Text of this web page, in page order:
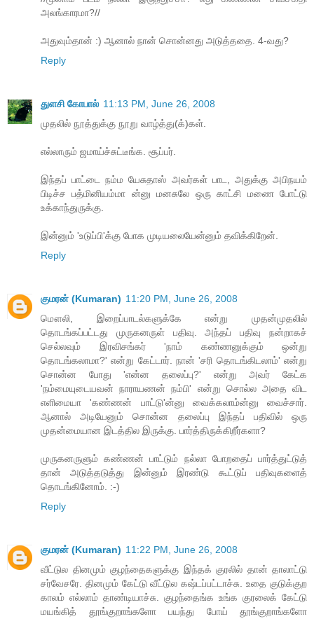
அலங்காரமா?//
அதுவும்தான் :) ஆனால் நான் சொன்னது அடுத்ததை. 4-வது?
Reply
துளசி கோபால் 11:13 PM, June 26, 2008
முதலில் நூத்துக்கு நூறு வாழ்த்து(க்)கள்.
எல்லாரும் ஜமாய்ச்சுட்டீங்க. சூப்பர்.
இந்தப் பாட்டை நம்ம யேசுதாஸ் அவர்கள் பாட, அதுக்கு அபிநயம்
பிடிச்ச பத்மினியம்மா ன்னு மனசுலே ஒரு காட்சி மணை போட்டு
உக்காந்துருக்கு.
இன்னும் 'உடுப்பி'க்கு போக முடியலையேன்னும் தவிக்கிறேன்.
Reply
குமரன் (Kumaran) 11:20 PM, June 26, 2008
மௌலி, இறைப்பாடல்களுக்கே என்று முதன்முதலில்
தொடங்கப்பட்டது முருகனருள் பதிவு. அந்தப் பதிவு நன்றாகச்
செல்லவும் இரவிசங்கர் 'நாம் கண்ணனுக்கும் ஒன்று
தொடங்கலாமா?' என்று கேட்டார். நான் 'சரி தொடங்கிடலாம்' என்று
சொன்ன போது 'என்ன தலைப்பு?' என்று அவர் கேட்க
'நம்மையுடையவன் நாராயணன் நம்பி' என்று சொல்ல அதை விட
எளிமையா 'கண்ணன் பாட்டு'ன்னு வைக்கலாம்ன்னு வைச்சார்.
ஆனால் அடியேனும் சொன்ன தலைப்பு இந்தப் பதிவில் ஒரு
முதன்மையான இடத்தில இருக்கு. பார்த்திருக்கிறீர்களா?
முருகனருளும் கண்ணன் பாட்டும் நல்லா போறதைப் பார்த்துட்டுத்
தான் அடுத்தடுத்து இன்னும் இரண்டு கூட்டுப் பதிவுகளைத்
தொடங்கினோம். :-)
Reply
குமரன் (Kumaran) 11:22 PM, June 26, 2008
வீட்டுல தினமும் குழந்தைகளுக்கு இந்தக் குரலில் தான் தாலாட்டு
சர்வேசரே. தினமும் கேட்டு வீட்டுல கஷ்டப்பட்டாச்சு. உதை குடுக்குற
காலம் எல்லாம் தாண்டியாச்சு. குழந்தைங்க உங்க குரலைக் கேட்டு
மயங்கித் தூங்குறாங்களோ பயந்து போய் தூங்குறாங்களோ